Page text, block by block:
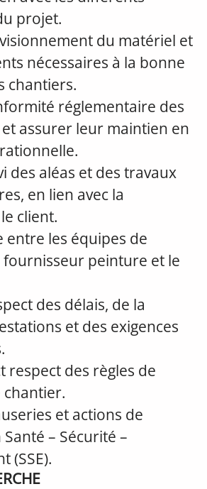
projet.
du matériel et
nécessaires à la bonne
chantiers.
réglementaire des
assurer leur maintien en
des aléas et des travaux
en lien avec la
client.
entre les équipes de
peinture et le
des délais, de la
et des exigences
respect des règles de
chantier.
et actions de
– Sécurité –
(SSE).